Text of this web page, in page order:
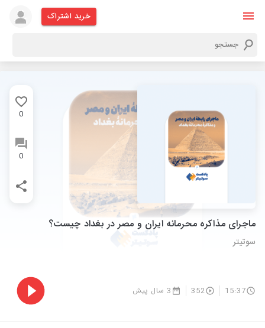
خرید اشتراک
0
0
ماجرای مذاکره محرمانه ایران و مصر در بغداد چیست؟
سوتیتر
15:37
352 3 سال پیش